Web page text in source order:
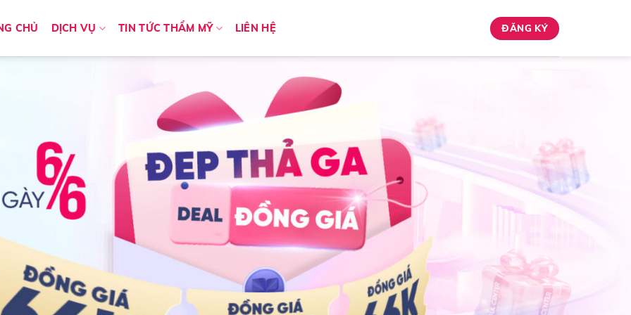
CHỦ DỊCH VỤ TIN TỨC THẨM MỸ LIÊN HỆ ĐĂNG KÝ